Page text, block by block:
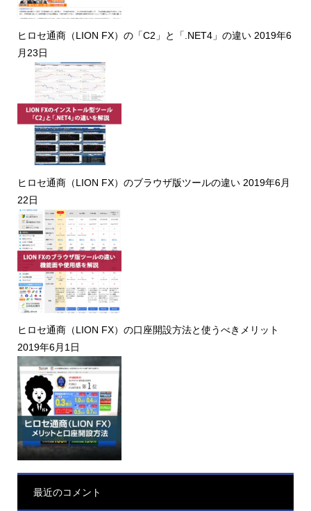
ヒロセ通商（LION FX）の「C2」と「.NET4」の違い2019年6
月23日
ヒロセ通商（LION FX）のブラウザ版ツールの違い2019年6月
22日
ヒロセ通商（LION FX）の口座開設方法と使うべきメリット
2019年6月1日
最近のコメント